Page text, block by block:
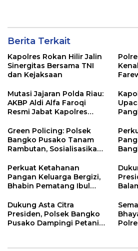
Berita Terkait
Kapolres Rokan Hilir Jalin
Sinergitas Bersama TNI
dan Kejaksaan
Mutasi Jajaran Polda Riau:
AKBP Aldi Alfa Faroqi
Resmi Jabat Kapolres
Imam Syahroni
Green Policing: Polsek
Bangko Pusako Tanam
Rambutan, Sosialisasikan
Kapolda Riau
Perkuat Ketahanan
Pangan Keluarga Bergizi,
Bhabin Pematang Ibul
Warga
Dukung Asta Citra
Presiden, Polsek Bangko
Pusako Dampingi Petani